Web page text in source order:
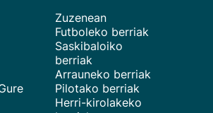
Zuzenean
Futboleko berriak
Saskibaloiko
berriak
Arrauneko berriak
Pilotako berriak
Herri-kirolakeko